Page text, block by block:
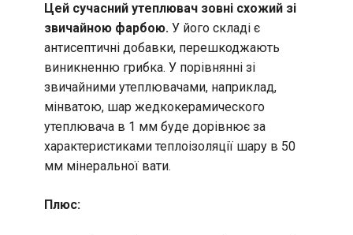
Цей сучасний утеплювач зовні схожий зі
звичайною фарбою. У його складі є
антисептичні добавки, перешкоджають
виникненню грибка. У порівнянні зі
звичайними утеплювачами, наприклад,
мінватою, шар жедкокерамического
утеплювача в 1 мм буде дорівнює за
характеристиками теплоізоляції шару в 50
мм мінеральної вати.
Плюс: